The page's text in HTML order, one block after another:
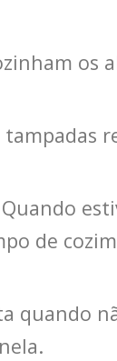
os
de
quando